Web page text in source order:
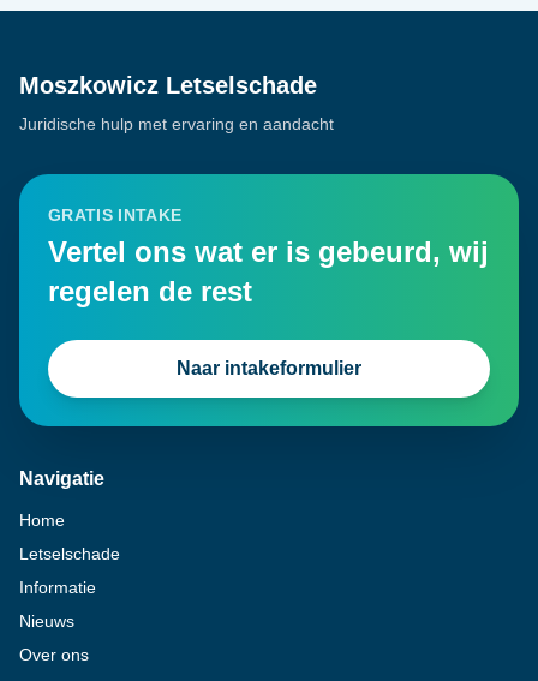
Moszkowicz Letselschade
Juridische hulp met ervaring en aandacht
GRATIS INTAKE
Vertel ons wat er is gebeurd, wij
regelen de rest
Naar intakeformulier
Navigatie
Home
Letselschade
Informatie
Nieuws
Over ons